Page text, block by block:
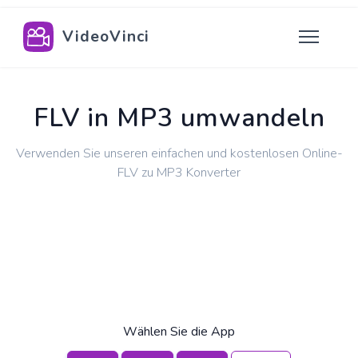
VideoVinci
FLV in MP3 umwandeln
Verwenden Sie unseren einfachen und kostenlosen Online-
FLV zu MP3 Konverter
Wählen Sie die App